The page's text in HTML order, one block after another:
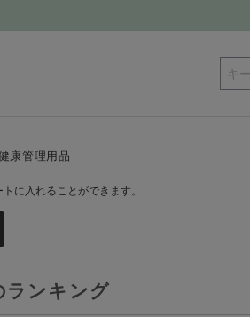
康管理用品
に入れることができます。
ランキング